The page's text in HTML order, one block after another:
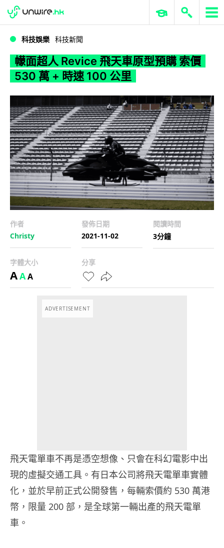
WWDC 2026 ERP 與商業 AI
科技娛樂 科技新聞
幪面超人 Revice 飛天車原型預購 索價
530 萬 + 時速 100 公里
作者
Christy
發佈日期
2021-11-02
閱讀時間
3分鐘
字體大小
AAA
分享
ADVERTISEMENT
飛天電單車不再是憑空想像、只會在科幻電影中出
現的虛擬交通工具。有日本公司將飛天電單車實體
化，並於早前正式公開發售，每輛索價約 530 萬港
幣，限量 200 部，是全球第一輛出產的飛天電單
車。